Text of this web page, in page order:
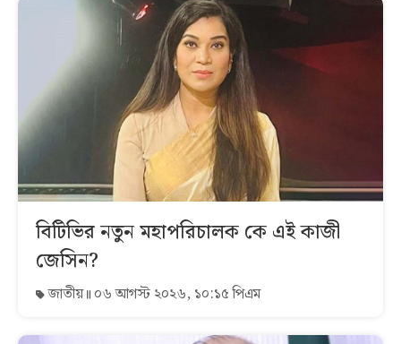
বিটিভির নতুন মহাপরিচালক কে এই কাজী
জেসিন?
জাতীয় ০৬ আগস্ট ২০২৬, ১০:১৫ পিএম